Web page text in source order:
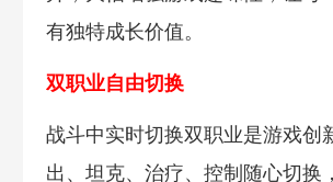
有独特成长价值。
双职业自由切换
战斗中实时切换双职业是游戏创
出、坦克、治疗、控制随心切换